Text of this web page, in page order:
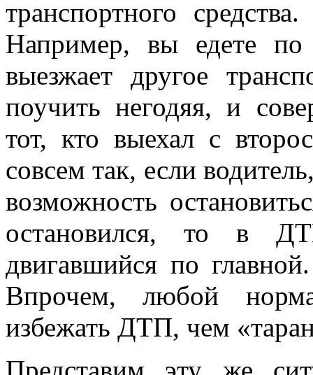
транспортного
Например, вы едете по
выезжает другое
поучить негодяя, и
тот, кто выехал с
совсем так, если
возможность
остановился, то в
двигавшийся по
Впрочем, любой
избежать ДТП, чем